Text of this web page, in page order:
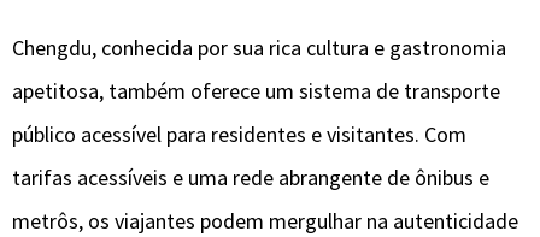
Chengdu, conhecida por sua rica cultura e gastronomia
apetitosa, também oferece um sistema de transporte
público acessível para residentes e visitantes. Com
tarifas acessíveis e uma rede abrangente de ônibus e
metrôs, os viajantes podem mergulhar na autenticidade